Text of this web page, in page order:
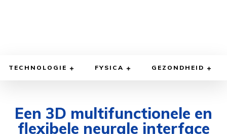
TECHNOLOGIE FYSICA GEZONDHEID
Een 3D multifunctionele en
flexibele neurale interface